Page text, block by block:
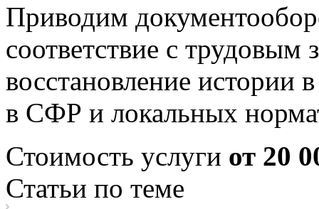
Приводим
соответствие с
восстановление истории
в СФР и локальных
Стоимость услуги от 20
Статьи по теме